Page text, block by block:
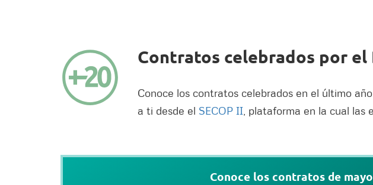
Contratos celebrados por
Conoce los contratos celebrados en el último
a ti desde el SECOP II , plataforma en la cual
Conoce los contratos de